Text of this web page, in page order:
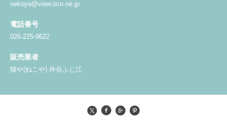
nekoya@view.ocn.ne.jp
電話番号
026-225-9622
販売業者
猫や(ねこや) 外谷ふじ江